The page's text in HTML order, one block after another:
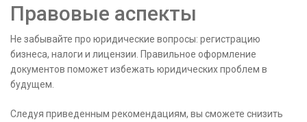
Правовые аспекты
Не забывайте про юридические вопросы: регистрацию
бизнеса, налоги и лицензии. Правильное оформление
документов поможет избежать юридических проблем в
будущем.
Следуя приведенным рекомендациям, вы сможете снизить